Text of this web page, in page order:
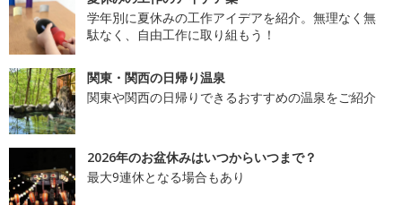
学年別に夏休みの工作アイデアを紹介。無理なく無
駄なく、自由工作に取り組もう！
関東・関西の日帰り温泉
関東や関西の日帰りできるおすすめの温泉をご紹介
2026年のお盆休みはいつからいつまで？
最大9連休となる場合もあり